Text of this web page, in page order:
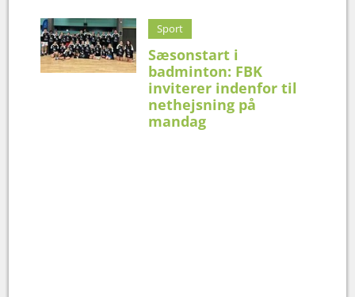
Sport
Sæsonstart i
badminton: FBK
inviterer indenfor til
nethejsning på
mandag